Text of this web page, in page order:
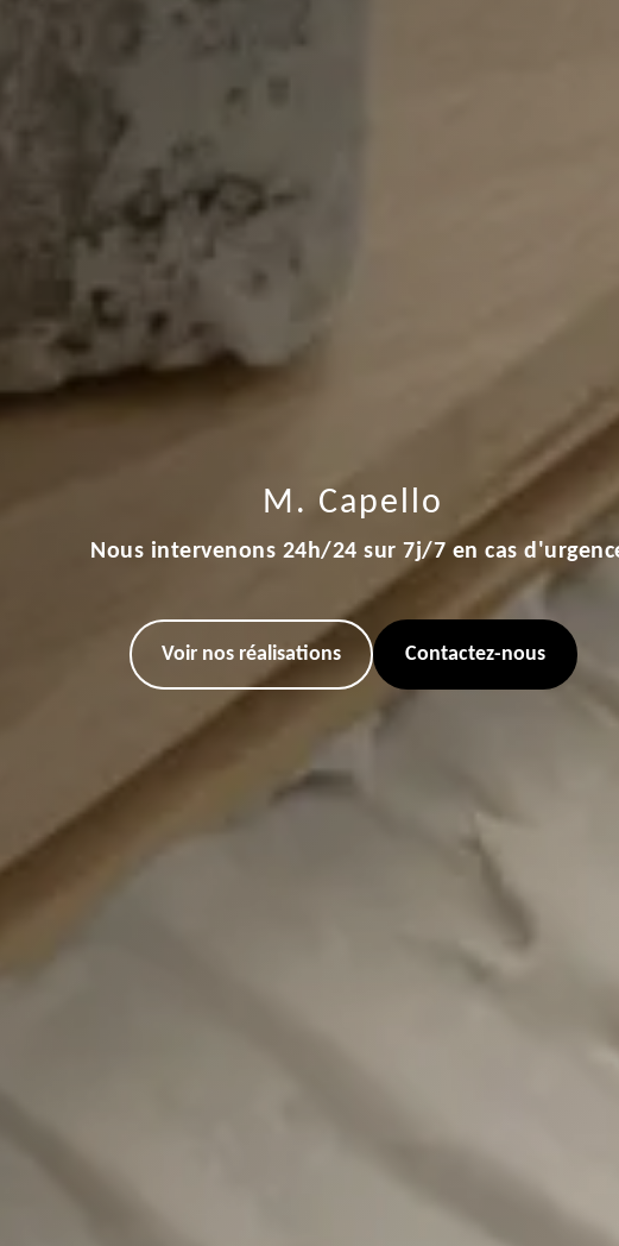
M. Capello
Nous intervenons 24h/24 sur 7j/7 en cas
Voir nos réalisations Contactez-nous